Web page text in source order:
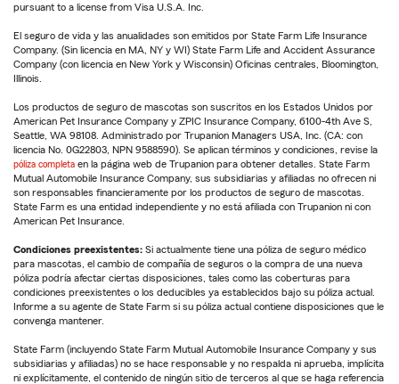
pursuant to a license from Visa U.S.A. Inc.
El seguro de vida y las anualidades son emitidos por State Farm Life Insurance
Company. (Sin licencia en MA, NY y WI) State Farm Life and Accident Assurance
Company (con licencia en New York y Wisconsin) Oficinas centrales, Bloomington,
Illinois.
Los productos de seguro de mascotas son suscritos en los Estados Unidos por
American Pet Insurance Company y ZPIC Insurance Company, 6100-4th Ave S,
Seattle, WA 98108. Administrado por Trupanion Managers USA, Inc. (CA: con
licencia No. 0G22803, NPN 9588590). Se aplican términos y condiciones, revise la
póliza completa en la página web de Trupanion para obtener detalles. State Farm
Mutual Automobile Insurance Company, sus subsidiarias y afiliadas no ofrecen ni
son responsables financieramente por los productos de seguro de mascotas.
State Farm es una entidad independiente y no está afiliada con Trupanion ni con
American Pet Insurance.
Condiciones preexistentes: Si actualmente tiene una póliza de seguro médico
para mascotas, el cambio de compañía de seguros o la compra de una nueva
póliza podría afectar ciertas disposiciones, tales como las coberturas para
condiciones preexistentes o los deducibles ya establecidos bajo su póliza actual.
Informe a su agente de State Farm si su póliza actual contiene disposiciones que le
convenga mantener.
State Farm (incluyendo State Farm Mutual Automobile Insurance Company y sus
subsidiarias y afiliadas) no se hace responsable y no respalda ni aprueba, implícita
ni explícitamente, el contenido de ningún sitio de terceros al que se haga referencia